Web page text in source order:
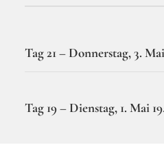
Tag 21 – Donnerstag, 3.
Tag 19 – Dienstag, 1. Mai